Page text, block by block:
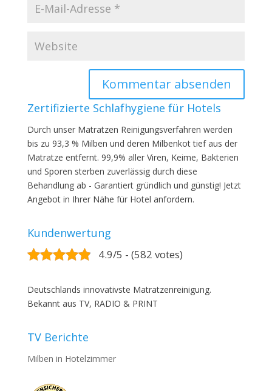
Zertifizierte Schlafhygiene für Hotels
Durch unser Matratzen Reinigungsverfahren werden
bis zu 93,3 % Milben und deren Milbenkot tief aus der
Matratze entfernt. 99,9% aller Viren, Keime, Bakterien
und Sporen sterben zuverlässig durch diese
Behandlung ab - Garantiert gründlich und günstig! Jetzt
Angebot in Ihrer Nähe für Hotel anfordern.
Kundenwertung
4.9/5 - (582 votes)
Deutschlands innovativste Matratzenreinigung.
Bekannt aus TV, RADIO & PRINT
TV Berichte
Milben in Hotelzimmer